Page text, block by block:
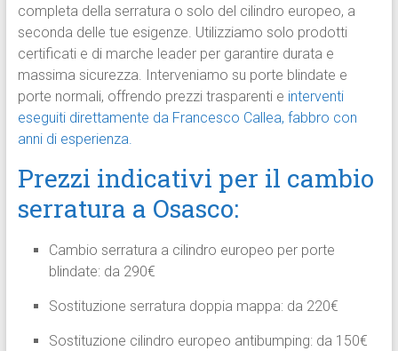
completa della serratura o solo del cilindro europeo, a
seconda delle tue esigenze. Utilizziamo solo prodotti
certificati e di marche leader per garantire durata e
massima sicurezza. Interveniamo su porte blindate e
porte normali, offrendo prezzi trasparenti e interventi
eseguiti direttamente da Francesco Callea, fabbro con
anni di esperienza.
Prezzi indicativi per il cambio
serratura a Osasco:
Cambio serratura a cilindro europeo per porte
blindate: da 290€
Sostituzione serratura doppia mappa: da 220€
Sostituzione cilindro europeo antibumping: da 150€